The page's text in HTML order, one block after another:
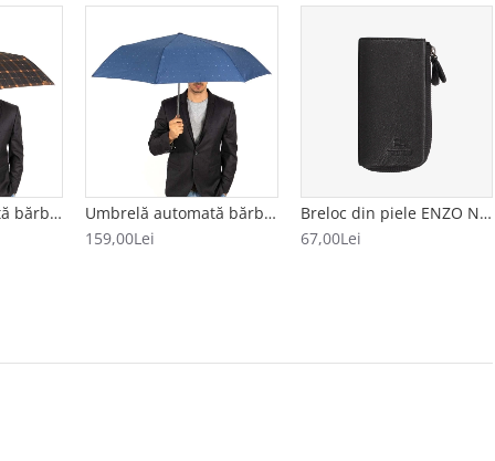
Umbrelă automată bărbați model CUADRADO negru-portocăliu
Umbrelă automată bărbați CLIMA BISETTI model ESTRELLAS albastru
159,00Lei
Breloc din piele ENZO NORI model AVA negru
67,00Lei